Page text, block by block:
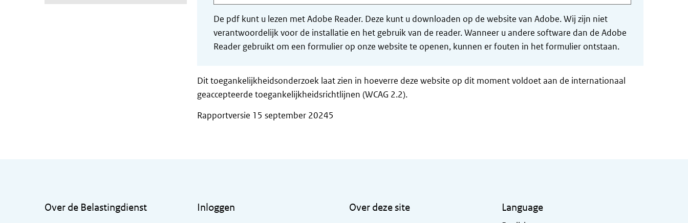
De pdf kunt u lezen met Adobe Reader. Deze kunt u downloaden op de website van Adobe. Wij zijn niet
verantwoordelijk voor de installatie en het gebruik van de reader. Wanneer u andere software dan de Adobe
Reader gebruikt om een formulier op onze website te openen, kunnen er fouten in het formulier ontstaan.
Dit toegankelijkheidsonderzoek laat zien in hoeverre deze website op dit moment voldoet aan de internationaal
geaccepteerde toegankelijkheidsrichtlijnen (WCAG 2.2).
Rapportversie 15 september 20245
Over de Belastingdienst Inloggen Over deze site Language